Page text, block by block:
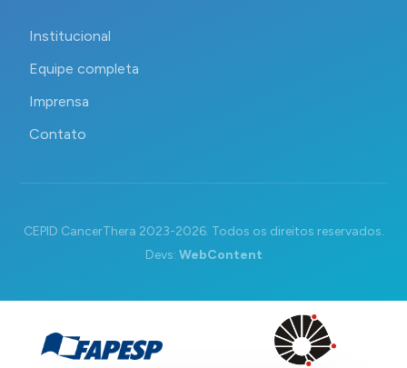
Institucional
Equipe completa
Imprensa
Contato
CEPID CancerThera 2023-2026. Todos os direitos reservados.
Devs: WebContent